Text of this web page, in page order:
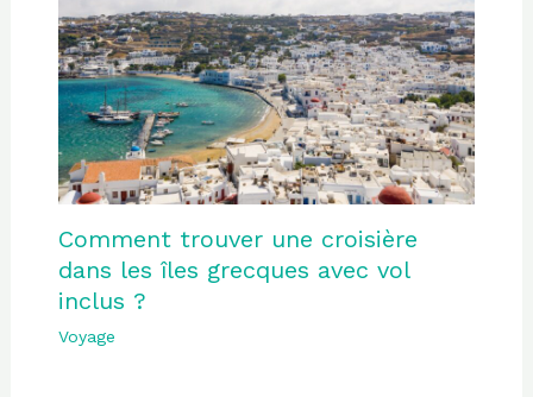
Comment trouver une croisière
dans les îles grecques avec vol
inclus ?
Voyage